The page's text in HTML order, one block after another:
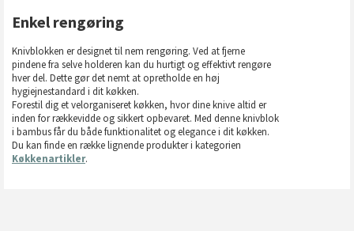
Enkel rengøring
Knivblokken er designet til nem rengøring. Ved at fjerne
pindene fra selve holderen kan du hurtigt og effektivt rengøre
hver del. Dette gør det nemt at opretholde en høj
hygiejnestandard i dit køkken.
Forestil dig et velorganiseret køkken, hvor dine knive altid er
inden for rækkevidde og sikkert opbevaret. Med denne knivblok
i bambus får du både funktionalitet og elegance i dit køkken.
Du kan finde en række lignende produkter i kategorien
Køkkenartikler.